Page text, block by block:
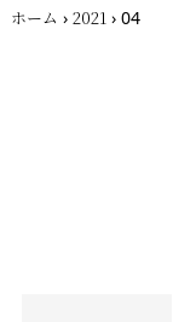
ホーム › 2021 ›04